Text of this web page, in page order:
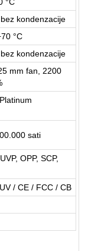
kondenzacije
°C
kondenzacije
mm fan, 2200
sati
OPP, SCP,
/ CE / FCC / CB